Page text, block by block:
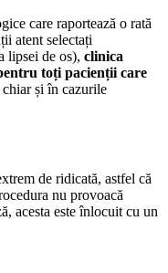
care raportează o rată
atent selectați
lipsei de os), clinica
toți pacienții care
și în cazurile
de ridicată, astfel că
nu provoacă
acesta este înlocuit cu un